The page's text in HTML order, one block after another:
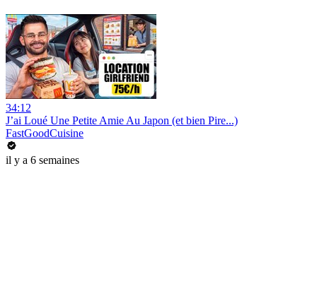
34:12
J’ai Loué Une Petite Amie Au Japon (et bien Pire...)
FastGoodCuisine
il y a 6 semaines